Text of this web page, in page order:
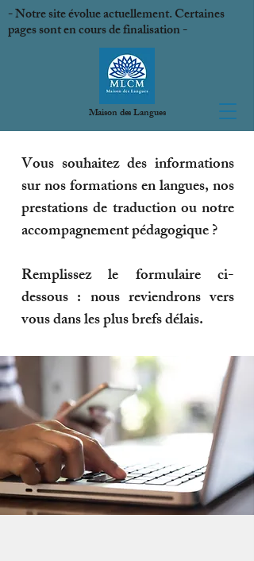
MLCM
Maison des Langues
- Notre site évolue actuellement. Certaines
pages sont en cours de finalisation -
Vous souhaitez des informations
sur nos formations en langues, nos
prestations de traduction ou notre
accompagnement pédagogique ?
Remplissez le formulaire ci-
dessous : nous reviendrons vers
vous dans les plus brefs délais.